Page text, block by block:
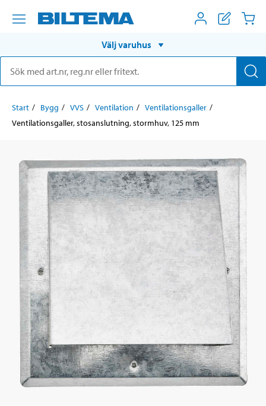
Välj varuhus
Start Bygg VVS Ventilation
Ventilationsgaller
Ventilationsgaller, stosanslutning, stormhuv, 125 mm